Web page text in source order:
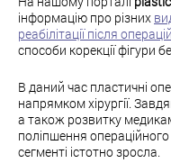
інформацію про різних
реабілітації після операцій
способи корекції фігури
В даний час пластичні
напрямком хірургії.
а також розвитку
поліпшення
сегменті істотно зросла.